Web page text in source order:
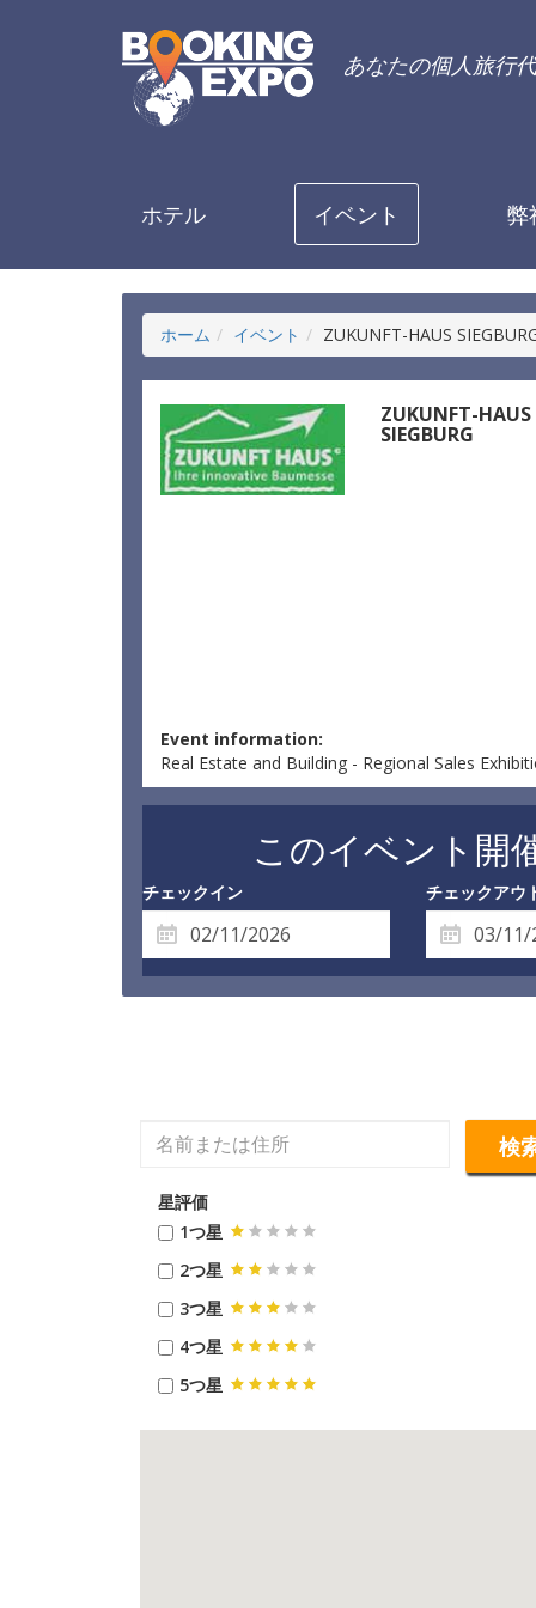
あなたの個人旅行
ホテル イベント 弊
ホーム イベント ZUKUNFT-HAUS
ZUKUNFT-HAUS
SIEGBURG
Event information:
Real Estate and Building - Regional Sales
このイベント開
チェックイン チェックアウ
検
星評価
1つ星
2つ星
3つ星
4つ星
5つ星